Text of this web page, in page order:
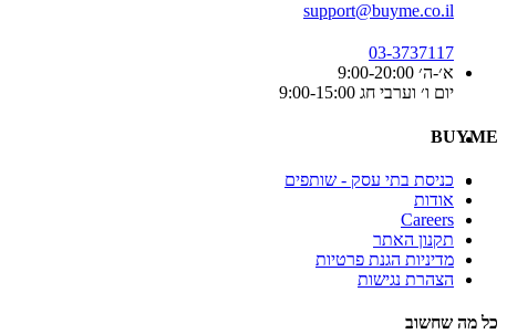
support@buyme.co.il
03-3737117
א׳-ה׳ 9:00-20:00
יום ו׳ וערבי חג 9:00-15:00
BUYME
כניסת בתי עסק - שותפים
אודות
Careers
תקנון האתר
מדיניות הגנת פרטיות
הצהרת נגישות
כל מה שחשוב